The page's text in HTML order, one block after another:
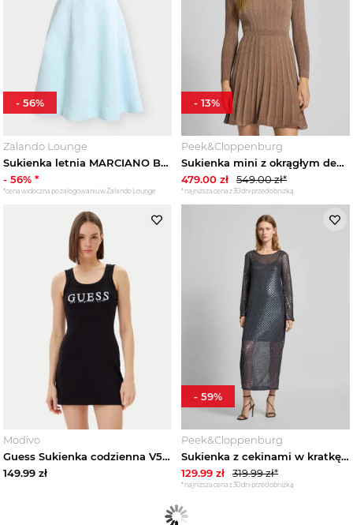
Trendy
Wyprzedaże
Zalando Lounge
Sukienka letnia MARCIANO BY GUESS turkusowy
-56% *
*cena widoczna po zalogowaniu w Zalando Lounge
-56%
Peek&Cloppenburg
Sukienka mini z okrągłym dekoltem model ‘MORGAN’ Guess
479.00 zł 549.00zł*
*najniższa cena z 30 dni przed obniżką
- 13%
Modivo
Guess Sukienka codzienna V5GK06 K8RT2 Czarny Slim Fit
149.99 zł
Peek&Cloppenburg
Sukienka z cekinami w kratkę z cekinów na siateczce model 'SAFINA Vero Moda Antracytowy
129.99 zł 319.99zł*
*najniższa cena z 30 dni przed obniżką
- 59%